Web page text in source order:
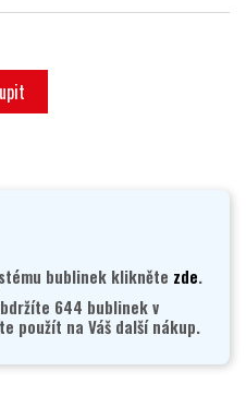
bublinek klikněte zde.
644 bublinek v
použít na Váš další nákup.